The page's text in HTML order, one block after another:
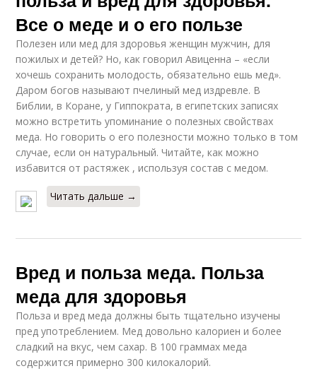
Все о меде и о его пользе
Полезен или мед для здоровья женщин мужчин, для
пожилых и детей? Но, как говорил Авиценна – «если
хочешь сохранить молодость, обязательно ешь мед».
Даром богов называют пчелиный мед издревле. В
Библии, в Коране, у Гиппократа, в египетских записях
можно встретить упоминание о полезных свойствах
меда. Но говорить о его полезности можно только в том
случае, если он натуральный. Читайте, как можно
избавится от растяжек , используя состав с медом.
Читать дальше →
Вред и польза меда. Польза
меда для здоровья
Польза и вред меда должны быть тщательно изучены
пред употреблением. Мед довольно калориен и более
сладкий на вкус, чем сахар. В 100 граммах меда
содержится примерно 300 килокалорий.